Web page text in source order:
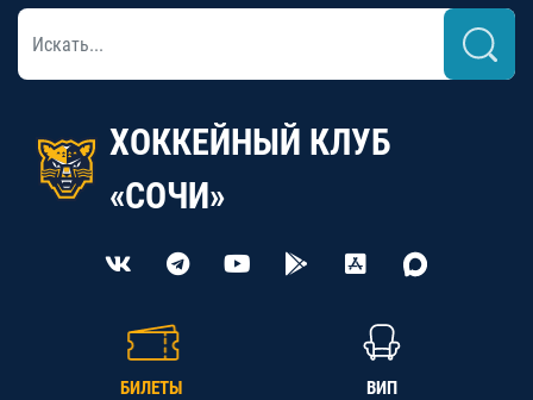
ХОККЕЙНЫЙ КЛУБ
«СОЧИ»
БИЛЕТЫ ВИП